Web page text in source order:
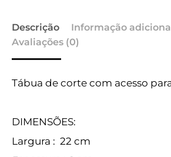
Descrição
Informação
Avaliações (0)
Tábua de corte com acesso
DIMENSÕES:
Largura : 22 cm